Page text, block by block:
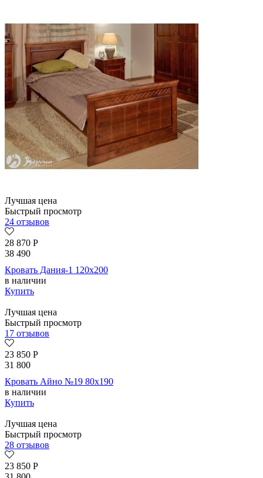
Лучшая цена
Быстрый просмотр
24 отзывов
28 870 Р
38 490
Кровать Дания-1 120х200
в наличии
Купить
Лучшая цена
Быстрый просмотр
17 отзывов
23 850 Р
31 800
Кровать Айно №19 80х190
в наличии
Купить
Лучшая цена
Быстрый просмотр
28 отзывов
23 850 Р